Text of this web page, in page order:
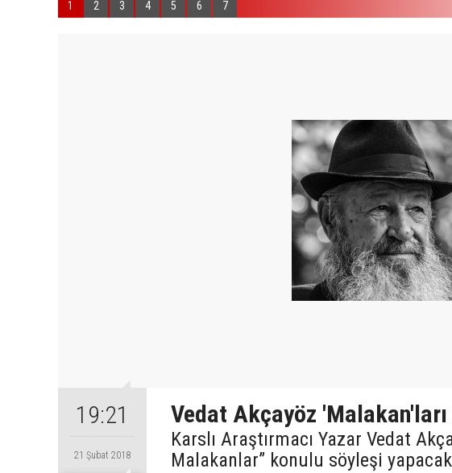
1 2 3 4 5 6 7
19:21
21 Şubat 2018
Vedat Akçayöz
Karslı Araştırmacı Yazar Vedat
Malakanlar” konulu söyleşi